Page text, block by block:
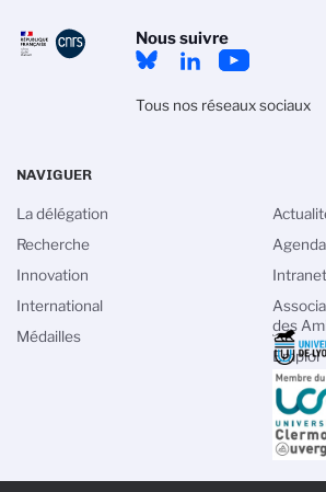
Nous suivre
Tous nos réseaux sociaux
NAVIGUER
La délégation
Recherche
Innovation
International
Médailles
Agenda
des
Emploi